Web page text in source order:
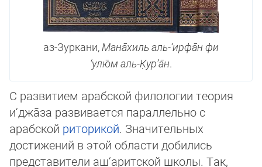
аз-Зуркани,Мана̄хиль аль-‘ирфа̄н фи
‘улю̄м аль-К̣ур’а̄н.
С развитием арабской филологии теория
и‘джа̄за развивается параллельно с
арабской риторикой. Значительных
достижений в этой области добились
представители аш‘а­рит­ской школы. Так,